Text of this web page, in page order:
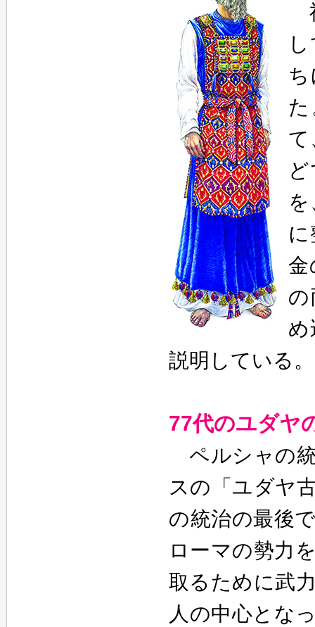
て
金
の
め
説明している。
77代のユダヤ
ペルシャの
スの「ユダヤ
の統治の最後
ローマの勢力
取るために武
人の中心とな